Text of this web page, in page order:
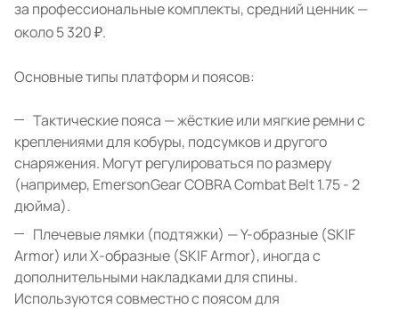
за профессиональные комплекты, средний ценник —
около 5 320 ₽.
Основные типы платформ и поясов:
Тактические пояса — жёсткие или мягкие ремни с
креплениями для кобуры, подсумков и другого
снаряжения. Могут регулироваться по размеру
(например, EmersonGear COBRA Combat Belt 1.75 - 2
дюйма).
Плечевые лямки (подтяжки) — Y-образные (SKIF
Armor) или X-образные (SKIF Armor), иногда с
дополнительными накладками для спины.
Используются совместно с поясом для